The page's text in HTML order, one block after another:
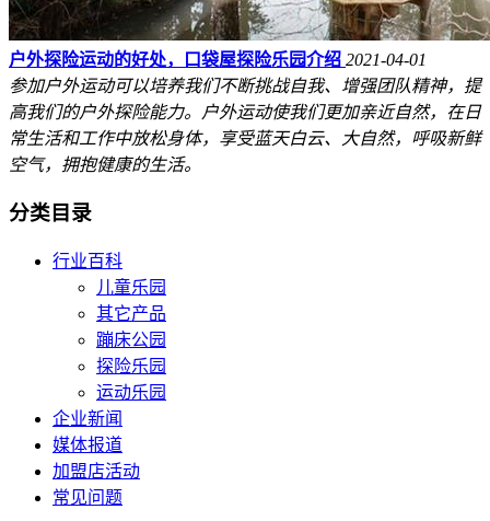
户外探险运动的好处，口袋屋探险乐园介绍 2021-04-01
参加户外运动可以培养我们不断挑战自我、增强团队精神，提
高我们的户外探险能力。户外运动使我们更加亲近自然，在日
常生活和工作中放松身体，享受蓝天白云、大自然，呼吸新鲜
空气，拥抱健康的生活。
分类目录
行业百科
儿童乐园
其它产品
蹦床公园
探险乐园
运动乐园
企业新闻
媒体报道
加盟店活动
常见问题